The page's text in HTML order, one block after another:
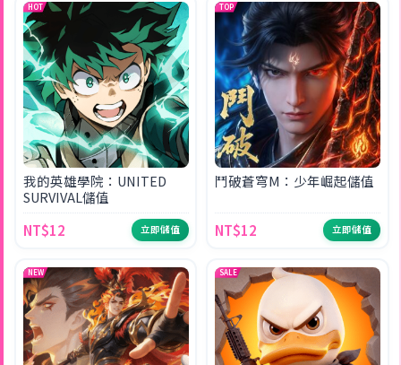
HOT
我的英雄學院：UNITED
SURVIVAL儲值
NT$12
立即儲值
TOP
鬥破蒼穹M：少年崛起儲值
NT$12 立即儲值
NEW SALE